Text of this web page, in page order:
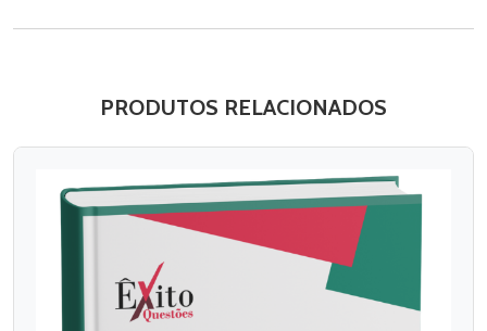
PRODUTOS RELACIONADOS